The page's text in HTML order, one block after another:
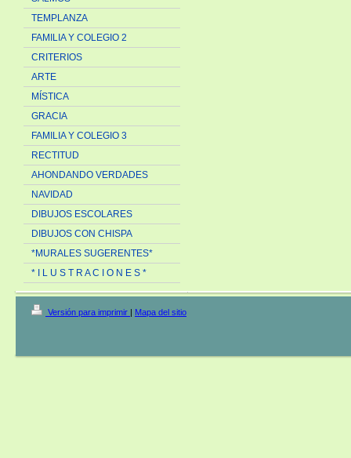
TEMPLANZA
FAMILIA Y COLEGIO 2
CRITERIOS
ARTE
MÍSTICA
GRACIA
FAMILIA Y COLEGIO 3
RECTITUD
AHONDANDO VERDADES
NAVIDAD
DIBUJOS ESCOLARES
DIBUJOS CON CHISPA
*MURALES SUGERENTES*
* I L U S T R A C I O N E S *
Versión para imprimir | Mapa del sitio